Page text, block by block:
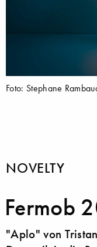
Foto: Stephane
NOVELTY
Fermob
"Aplo" von